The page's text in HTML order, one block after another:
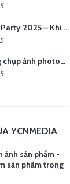
Year End Party 2025 – Khi Khoảnh Khắc Trở Thành Dấu Ấn | Gói Ưu Đãi Tháng 12 Từ YCN Media
Xu hướng chụp ảnh photobooth tại các sự kiện hiện nay
YCNMEDIA
ảnh sản phẩm -
sản phẩm trong